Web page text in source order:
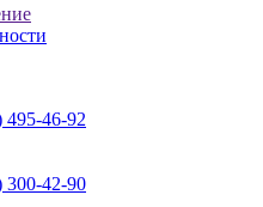
495-46-92
300-42-90